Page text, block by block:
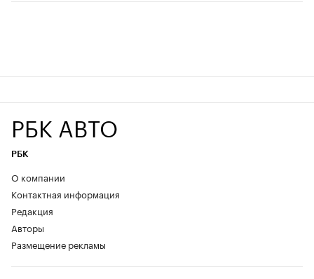
РБК АВТО
РБК
О компании
Контактная информация
Редакция
Авторы
Размещение рекламы